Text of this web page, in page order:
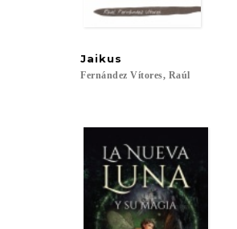
Jaikus
Fernández Vítores, Raúl